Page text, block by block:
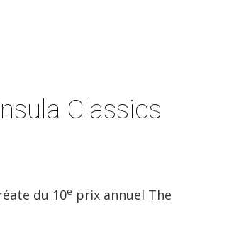
Classics
du 10e prix annuel The